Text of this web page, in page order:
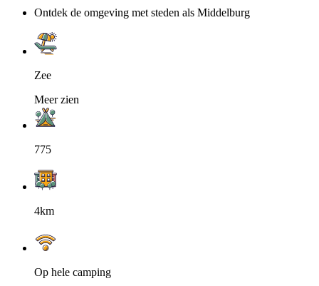
Ontdek de omgeving met steden als Middelburg
Zee
Meer zien
775
4km
Op hele camping